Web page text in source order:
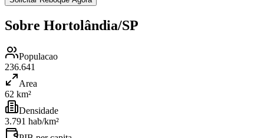
Sobre Hortolândia/SP
Populacao
236.641
Area
62 km²
Densidade
3.791 hab/km²